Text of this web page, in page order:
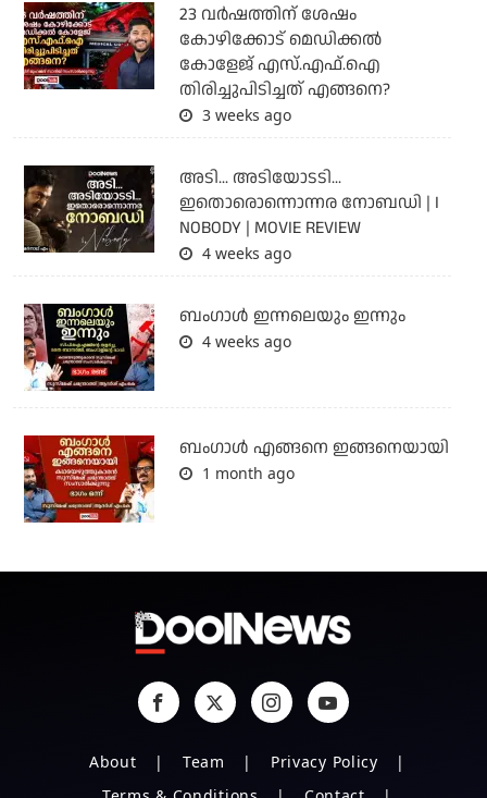
23 വർഷത്തിന് ശേഷം
കോഴിക്കോട് മെഡിക്കൽ
കോളേജ് എസ്.എഫ്.ഐ
തിരിച്ചുപിടിച്ചത് എങ്ങനെ?
3 weeks ago
അടി... അടിയോടടി...
ഇതൊരൊന്നൊന്നര നോബഡി | I
NOBODY | MOVIE REVIEW
4 weeks ago
ബംഗാള്‍ ഇന്നലെയും ഇന്നും
4 weeks ago
ബം​ഗാൾ എങ്ങനെ ഇങ്ങനെയായി
1 month ago
About Team
Privacy Policy